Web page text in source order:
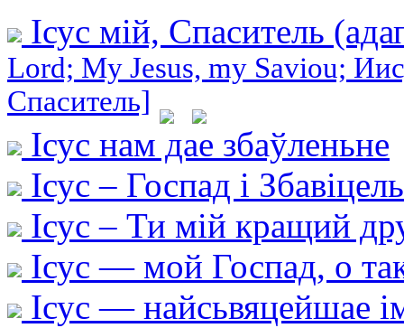
Ісус мій, Спаситель
Lord; My Jesus, my Saviou;
Спаситель]
Ісус нам дае збаўленьне
Ісус – Госпад і
Ісус – Ти мій кращий
Ісус — мой Госпад, о
Ісус — найсьвяцейшае